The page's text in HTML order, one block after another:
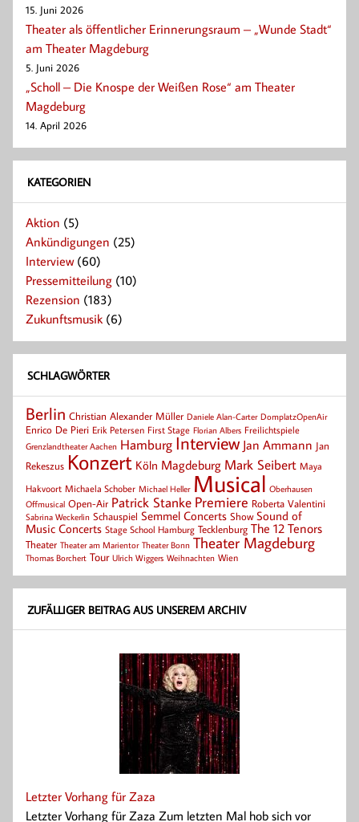
15. Juni 2026
Theater als öffentlicher Erinnerungsraum – „Wunde Stadt“
am Theater Magdeburg
5. Juni 2026
„Scholl – Die Knospe der Weißen Rose“ am Theater
Magdeburg
14. April 2026
KATEGORIEN
Aktion (5)
Ankündigungen (25)
Interview(60)
Pressemitteilung (10)
Rezension (183)
Zukunftsmusik(6)
SCHLAGWÖRTER
Berlin Christian Alexander Müller Daniele Alan-Carter DomplatzOpenAir
Enrico De Pieri Erik Petersen First Stage Florian Albers Freilichtspiele
Grenzlandtheater Aachen Hamburg Interview Jan Ammann Jan
Rekeszus Konzert Köln Magdeburg Mark Seibert Maya
Hakvoort Michaela Schober Michael Heller Musical Oberhausen
Offmusical Open-Air Patrick Stanke Premiere Roberta Valentini
Sabrina Weckerlin Schauspiel Semmel Concerts Show Sound of
Music Concerts Stage School Hamburg Tecklenburg The 12 Tenors
Theater Theater am Marientor Theater Bonn Theater Magdeburg
Thomas Borchert Tour Ulrich Wiggers Weihnachten Wien
ZUFÄLLIGER BEITRAG AUS UNSEREM ARCHIV
Letzter Vorhang für Zaza
Letzter Vorhang für Zaza Zum letzten Mal hob sich vor